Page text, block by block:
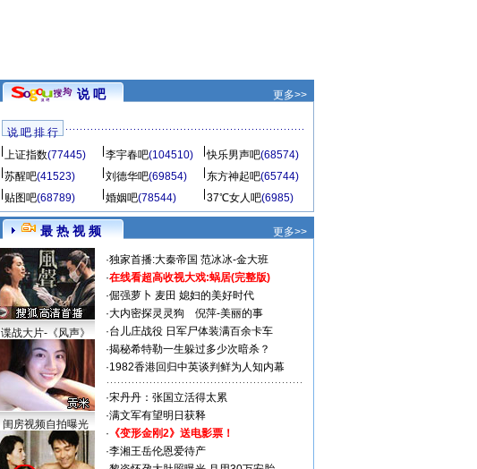
说 吧 更多>>
说 吧 排 行
上证指数(77445) 李宇春吧(104510) 快乐男声吧(68574)
苏醒吧(41523) 刘德华吧(69854) 东方神起吧(65744)
贴图吧(68789) 婚姻吧(78544) 37℃女人吧(6985)
最 热 视 频 更多>>
谍战大片-《风声》
闺房视频自拍曝光
·独家首播:大秦帝国 范冰冰-金大班
·在线看超高收视大戏:蜗居(完整版)
·倔强萝卜 麦田 媳妇的美好时代
·大内密探灵灵狗
倪萍-美丽的事
·台儿庄战役 日军尸体装满百余卡车
·揭秘希特勒一生躲过多少次暗杀？
·1982香港回归中英谈判鲜为人知内幕
·宋丹丹：张国立活得太累
·满文军有望明日获释
· 《变形金刚2》送电影票！
·李湘王岳伦恩爱待产